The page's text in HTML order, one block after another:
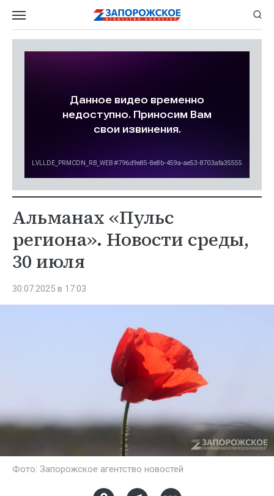
Альманах «Пульс
региона». Новости среды,
30 июля
30.07.2025 в 17:03
Фото: Запорожское агентство новостей